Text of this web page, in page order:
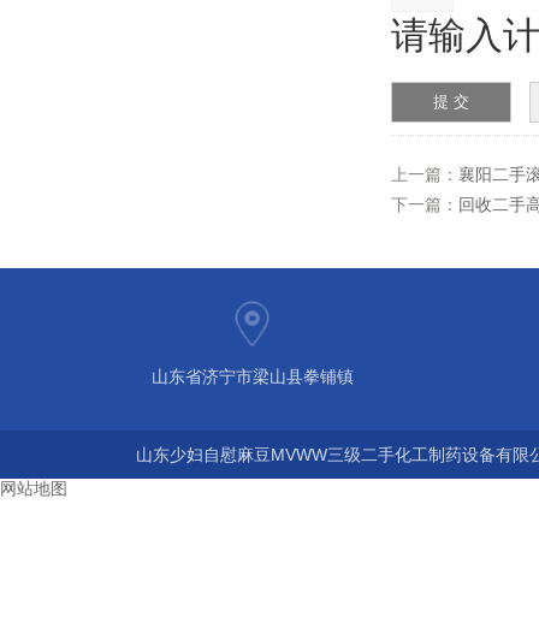
请输入
上一篇： 襄阳二手
下一篇： 回收二手
山东省济宁市梁山县拳铺镇
山东少妇自慰麻豆MVWW三级二手化工制药设备有
网站地图